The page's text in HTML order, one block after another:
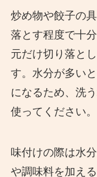
炒め物や餃子の
落とす程度で十
元だけ切り落と
す。水分が多い
になるため、洗
使ってください。
味付けの際は水
や調味料を加え